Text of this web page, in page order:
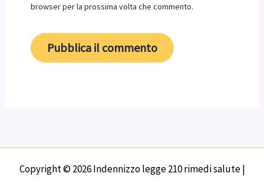
browser per la prossima volta che commento.
Copyright © 2026 Indennizzo legge 210 rimedi salute |